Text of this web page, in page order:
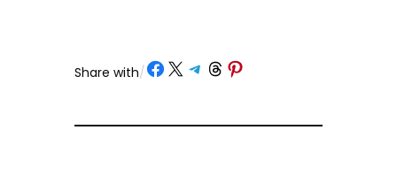
Share with/ Share on Facebook
Share on X Share on Telegram
Share on Threads
Share on Pinterest